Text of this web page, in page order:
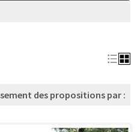
des propositions par :